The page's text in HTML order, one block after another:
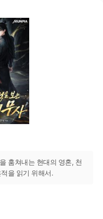
훔쳐내는 현대의 영혼, 천
을 읽기 위해서.